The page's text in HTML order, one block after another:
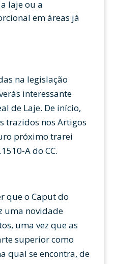
laje ou a
em áreas já
na legislação
interessante
de Laje. De início,
trazidos nos Artigos
próximo trarei
A do CC.
o Caput do
uma novidade
uma vez que as
superior como
qual se encontra, de